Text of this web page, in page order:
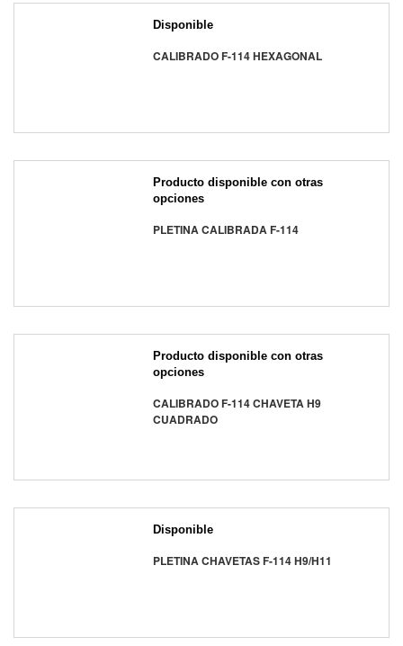
Disponible
CALIBRADO F-114 HEXAGONAL
Producto disponible con otras
opciones
PLETINA CALIBRADA F-114
Producto disponible con otras
opciones
CALIBRADO F-114 CHAVETA H9
CUADRADO
Disponible
PLETINA CHAVETAS F-114 H9/H11